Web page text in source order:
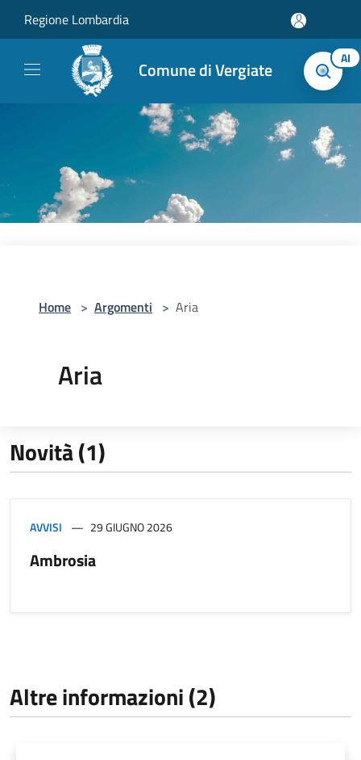
Regione Lombardia
Comune di Vergiate AI
Home > Argomenti > Aria
Aria
Novità (1)
AVVISI 29 GIUGNO 2026
Ambrosia
Altre informazioni (2)